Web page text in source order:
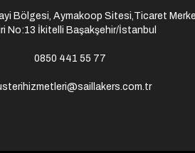
Bölgesi, Aymakoop Sitesi,Ticaret
No:13 İkitelli Başakşehir/İstanbul
0850 441 55 77